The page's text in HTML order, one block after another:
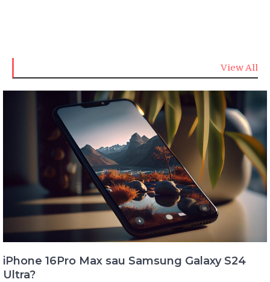
View All
iPhone 16Pro Max sau Samsung Galaxy S24
Ultra?